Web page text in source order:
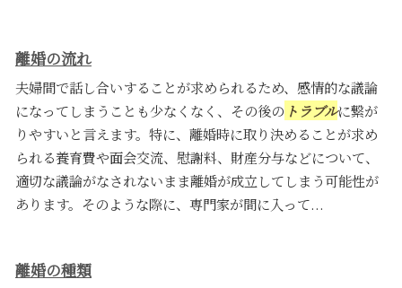
離婚の流れ
夫婦間で話し合いすることが求められるため、感情的な議論
になってしまうことも少なくなく、その後の トラブルに繋が
りやすいと言えます。特に、離婚時に取り決めることが求め
られる養育費や面会交流、慰謝料、財産分与などについて、
適切な議論がなされないまま離婚が成立してしまう可能性が
あります。そのような際に、専門家が間に入って...
離婚の種類